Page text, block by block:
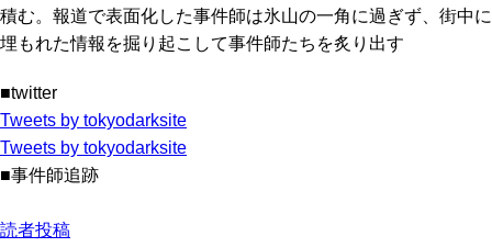
積む。報道で表面化した事件師は氷山の一角に過ぎず、街中に
埋もれた情報を掘り起こして事件師たちを炙り出す
■twitter
Tweets by tokyodarksite
Tweets by tokyodarksite
■事件師追跡
読者投稿